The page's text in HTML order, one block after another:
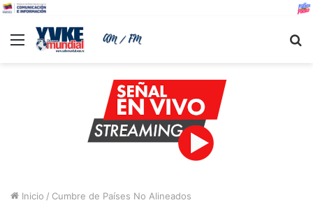
Menu
Inicio / Cumbre de Países No Alineados